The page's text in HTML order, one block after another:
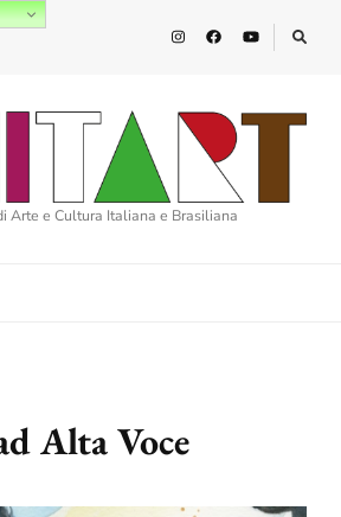
Arte e Cultura Italiana e Brasiliana
Alta Voce